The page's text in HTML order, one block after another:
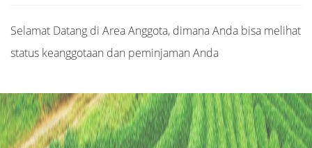
Selamat Datang di Area Anggota, dimana Anda bisa melihat
status keanggotaan dan peminjaman Anda
Judul